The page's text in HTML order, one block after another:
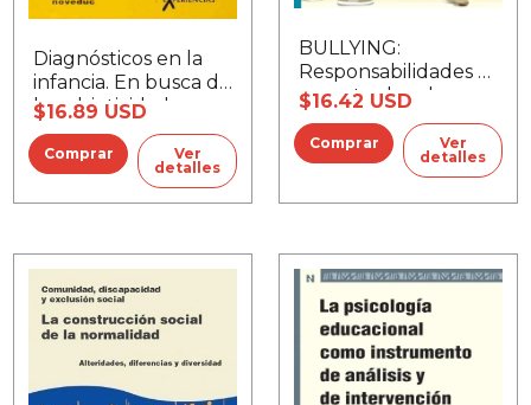
Diagnósticos en la
infancia. En busca de
la subjetividad
perdida
$16.89 USD
Ver
detalles
BULLYING:
Responsabilidades y
aspectos legales en
la convivencia
escolar
$16.42 USD
Ver
detalles